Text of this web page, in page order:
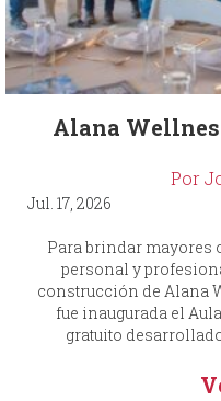
Alana
Por
Jul. 17, 2026
Para brindar mayores
personal y
construcción de Alana
fue inaugurada el
gratuito